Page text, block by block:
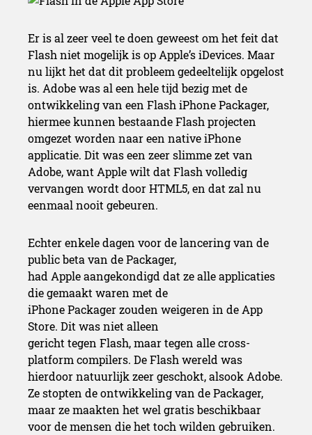
Er is al zeer veel te doen geweest om het feit dat
Flash niet mogelijk is op Apple’s iDevices. Maar
nu lijkt het dat dit probleem gedeeltelijk opgelost
is. Adobe was al een hele tijd bezig met de
ontwikkeling van een Flash iPhone Packager,
hiermee kunnen bestaande Flash projecten
omgezet worden naar een native iPhone
applicatie. Dit was een zeer slimme zet van
Adobe, want Apple wilt dat Flash volledig
vervangen wordt door HTML5, en dat zal nu
eenmaal nooit gebeuren.
Echter enkele dagen voor de lancering van de
public beta van de Packager,
had Apple aangekondigd dat ze alle applicaties
die gemaakt waren met de
iPhone Packager zouden weigeren in de App
Store. Dit was niet alleen
gericht tegen Flash, maar tegen alle cross-
platform compilers. De Flash wereld was
hierdoor natuurlijk zeer geschokt, alsook Adobe.
Ze stopten de ontwikkeling van de Packager,
maar ze maakten het wel gratis beschikbaar
voor de mensen die het toch wilden gebruiken.